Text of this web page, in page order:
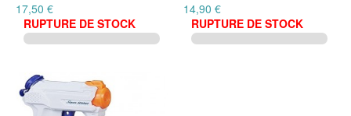
17,50 €
RUPTURE DE STOCK
14,90 €
RUPTURE DE STOCK